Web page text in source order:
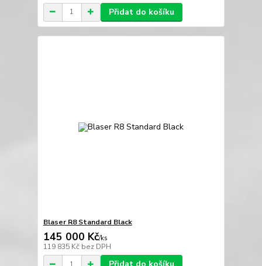
Přidat do košíku
Blaser R8 Standard Black
145 000 Kč/ks
119 835 Kč bez DPH